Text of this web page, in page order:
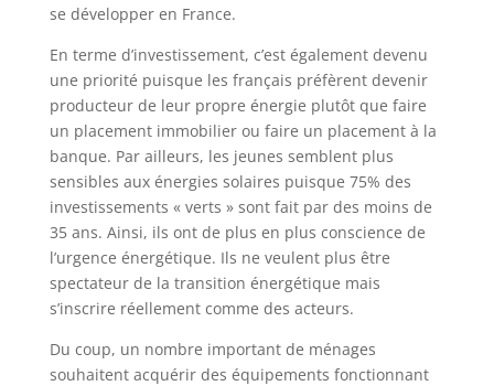
se développer en France.
En terme d’investissement, c’est également devenu
une priorité puisque les français préfèrent devenir
producteur de leur propre énergie plutôt que faire
un placement immobilier ou faire un placement à la
banque. Par ailleurs, les jeunes semblent plus
sensibles aux énergies solaires puisque 75% des
investissements « verts » sont fait par des moins de
35 ans. Ainsi, ils ont de plus en plus conscience de
l’urgence énergétique. Ils ne veulent plus être
spectateur de la transition énergétique mais
s’inscrire réellement comme des acteurs.
Du coup, un nombre important de ménages
souhaitent acquérir des équipements fonctionnant